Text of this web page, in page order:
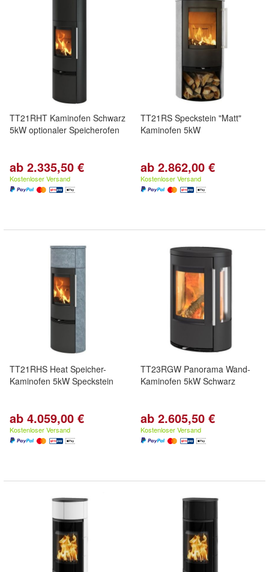
TT21RHT Kaminofen Schwarz
5kW optionaler Speicherofen
ab 2.335,50 €
Kostenloser Versand
TT21RS Speckstein "Matt"
Kaminofen 5kW
ab 2.862,00 €
Kostenloser Versand
TT21RHS Heat Speicher-
Kaminofen 5kW Speckstein
ab 4.059,00 €
Kostenloser Versand
TT23RGW Panorama Wand-
Kaminofen 5kW Schwarz
ab 2.605,50 €
Kostenloser Versand